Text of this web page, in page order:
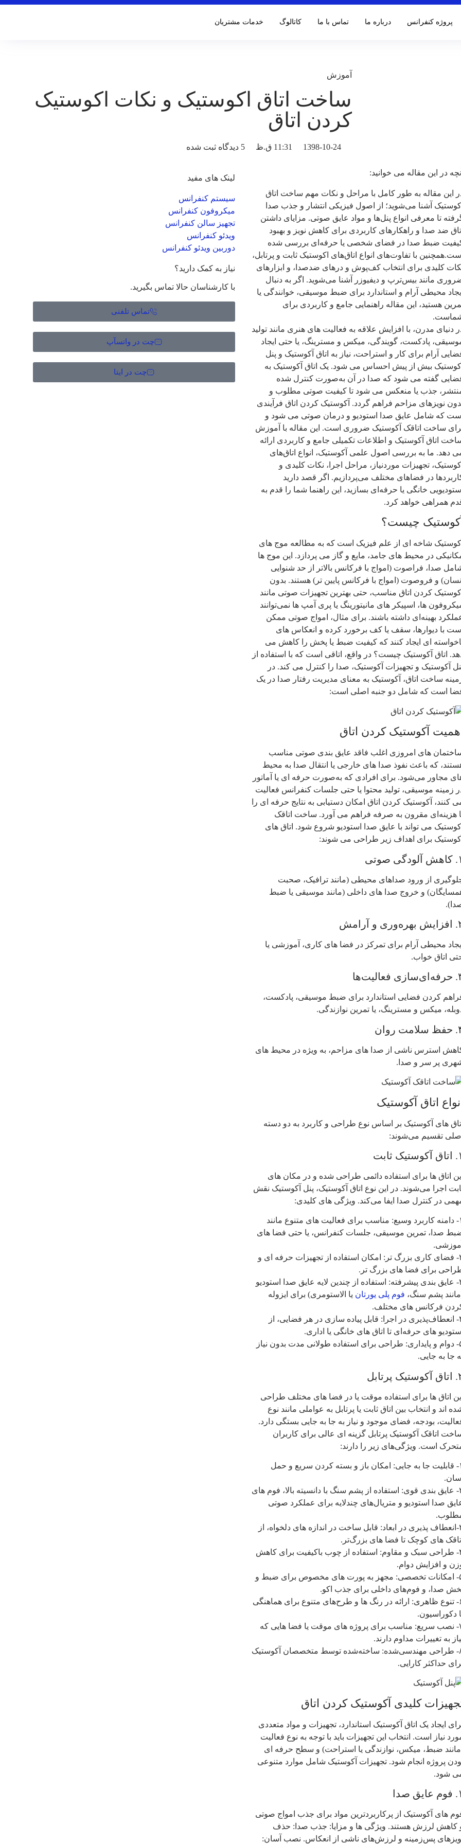
پروژه کنفرانس درباره ما تماس با ما کاتالوگ‌ خدمات مشتریان
آموزش
ساخت اتاق اکوستیک و نکات اکوستیک
کردن اتاق
1398-10-24 11:31 ق.ظ 5 دیدگاه ثبت شده
آنچه در این مقاله می خوانید:
این مقاله به طور کامل با مراحل و نکات مهم ساخت اتاق
اکوستیک آشنا می‌شوید؛ از اصول فیزیکی انتشار و جذب صدا
تا معرفی انواع پنل‌ها و مواد عایق صوتی. مزایای داشتن
اتاق ضد صدا و راهکارهای کاربردی برای کاهش نویز و بهبود
ضبط صدا در فضای شخصی یا حرفه‌ای بررسی شده
است.همچنین با تفاوت‌های انواع اتاق‌های اکوستیک ثابت و پرتابل،
کلیدی برای انتخاب کف‌پوش و درهای ضدصدا، و ابزارهای
مانند بیس‌ترپ و دیفیوزر آشنا می‌شوید. اگر به دنبال
ایجاد محیطی آرام و استاندارد برای ضبط موسیقی، خوانندگی یا
هستید، این مقاله راهنمایی جامع و کاربردی برای
دنیای مدرن، با افزایش علاقه به فعالیت‌ های هنری مانند تولید
پادکست، گویندگی، میکس و مسترینگ، یا حتی ایجاد
آرام برای کار و استراحت، نیاز به اتاق‌ آکوستیک و پنل
آکوستیک بیش از پیش احساس می‌ شود. یک اتاق آکوستیک به
گفته می‌ شود که صدا در آن به‌صورت کنترل‌ شده
جذب یا منعکس می‌ شود تا کیفیت صوتی مطلوب و
نویزهای مزاحم فراهم گردد. آکوستیک کردن اتاق فرآیندی
است که شامل عایق صدا استودیو و درمان صوتی می‌ شود و
ساخت اتاقک آکوستیک ضروری است. این مقاله با آموزش
اتاق آکوستیک و اطلاعات تکمیلی جامع و کاربردی ارائه
دهد. ما به بررسی اصول علمی آکوستیک، انواع اتاق‌های
آکوستیک، تجهیزات موردنیاز، مراحل اجرا، نکات کلیدی و
در فضاهای مختلف می‌پردازیم. اگر قصد دارید
استودیویی خانگی یا حرفه‌ای بسازید، این راهنما شما را قدم‌ به‌
همراهی خواهد کرد.
آکوستیک چیست؟
آکوستیک شاخه‌ ای از علم فیزیک است که به مطالعه موج‌ های
در محیط‌ های جامد، مایع و گاز می‌ پردازد. این موج‌ ها
صدا، فراصوت (امواج با فرکانس بالاتر از حد شنوایی
انسان) و فروصوت (امواج با فرکانس پایین‌ تر) هستند. بدون
آکوستیک کردن اتاق مناسب، حتی بهترین تجهیزات صوتی مانند
ها، اسپیکر های مانیتورینگ یا پری‌ آمپ‌ ها نمی‌توانند
بهینه‌ای داشته باشند. برای مثال، امواج صوتی ممکن
است با دیوارها، سقف یا کف برخورد کرده و انعکاس‌ های
ای ایجاد کنند که کیفیت ضبط یا پخش را کاهش می‌
اتاق آکوستیک چیست؟ در واقع، اتاقی است که با استفاده از
آکوستیک و تجهیزات آکوستیک، صدا را کنترل می‌ کند. در
ساخت اتاق، آکوستیک به معنای مدیریت رفتار صدا در یک
است که شامل دو جنبه اصلی است:
آکوستیک کردن اتاق
های امروزی اغلب فاقد عایق‌ بندی صوتی مناسب
که باعث نفوذ صدا های خارجی یا انتقال صدا به محیط‌
مجاور می‌شود. برای افرادی که به‌صورت حرفه‌ ای یا آماتور
زمینه موسیقی، تولید محتوا یا حتی جلسات کنفرانس فعالیت
کنند، آکوستیک کردن اتاق امکان دستیابی به نتایج حرفه‌ ای را
هزینه‌ای مقرون‌ به‌ صرفه فراهم می‌ آورد. ساخت اتاقک
آکوستیک می‌ تواند با عایق صدا استودیو شروع شود. اتاق‌ های
آکوستیک برای اهداف زیر طراحی می‌ شوند:
۱. کاهش آلودگی صوتی
از ورود صداهای محیطی (مانند ترافیک، صحبت
و خروج صدا های داخلی (مانند موسیقی یا ضبط
و آرامش
ایجاد محیطی آرام برای تمرکز در فضا های کاری، آموزشی یا
اتاق خواب.
کردن فضایی استاندارد برای ضبط موسیقی، پادکست،
میکس و مسترینگ، یا تمرین نوازندگی.
روان
استرس ناشی از صدا های مزاحم، به‌ ویژه در محیط‌ های
پر سر و صدا.
اتاق‌ آکوستیک
اتاق‌ های آکوستیک بر اساس نوع طراحی و کاربرد به دو دسته
اصلی تقسیم می‌شوند:
۱. اتاق‌ آکوستیک ثابت
این اتاق‌ ها برای استفاده دائمی طراحی شده و در مکان‌ های
اجرا می‌شوند. در این نوع اتاق آکوستیک، پنل آکوستیک نقش
در کنترل صدا ایفا می‌کند. ویژگی‌ های کلیدی:
۱- دامنه کاربرد وسیع: مناسب برای فعالیت‌ های متنوع مانند
صدا، تمرین موسیقی، جلسات کنفرانس، یا حتی فضا های
آموزشی.
۲- فضای کاری بزرگ‌ تر: امکان استفاده از تجهیزات حرفه‌ ای و
برای فضا های بزرگ‌ تر.
۳- عایق‌ بندی پیشرفته: استفاده از چندین لایه عایق صدا استودیو
پشم سنگ، فوم پلی‌ یورتان یا الاستومری) برای ایزوله
فرکانس‌ های مختلف.
۴- انعطاف‌پذیری در اجرا: قابل پیاده‌ سازی در هر فضایی، از
استودیو های حرفه‌ای تا اتاق‌ های خانگی یا اداری.
۵- دوام و پایداری: طراحی برای استفاده طولانی‌ مدت بدون نیاز
جا به‌ جایی.
پرتابل
این اتاق‌ ها برای استفاده موقت یا در فضا های مختلف طراحی
اند و انتخاب بین اتاق ثابت یا پرتابل به عواملی مانند نوع
بودجه، فضای موجود و نیاز به جا به‌ جایی بستگی دارد.
اتاقک آکوستیک پرتابل گزینه‌ ای عالی برای کاربران
است. ویژگی‌های زیر را دارند:
۱- قابلیت جا به‌ جایی: امکان باز و بسته کردن سریع و حمل
آسان.
۲- عایق‌ بندی قوی: استفاده از پشم سنگ با دانسیته بالا، فوم‌ های
صدا استودیو و متریال‌های چندلایه برای عملکرد صوتی
۳-انعطاف‌ پذیری در ابعاد: قابل ساخت در اندازه‌ های دلخواه، از
اتاقک‌ های کوچک تا فضا های بزرگ‌تر.
۴- طراحی سبک و مقاوم: استفاده از چوب باکیفیت برای کاهش
و افزایش دوام.
۵- امکانات تخصصی: مجهز به پورت‌ های مخصوص برای ضبط و
صدا، و فوم‌های داخلی برای جذب اکو.
۶- تنوع ظاهری: ارائه در رنگ‌ ها و طرح‌های متنوع برای هماهنگی
دکوراسیون.
۷- نصب سریع: مناسب برای پروژه‌ های موقت یا فضا هایی که
به تغییرات مداوم دارند.
۸- طراحی مهندسی‌شده: ساخته‌شده توسط متخصصان آکوستیک
حداکثر کارایی.
کلیدی آکوستیک کردن اتاق
ایجاد یک اتاق آکوستیک استاندارد، تجهیزات و مواد متعددی
نیاز است. انتخاب این تجهیزات باید با توجه به نوع فعالیت
ضبط، میکس، نوازندگی یا استراحت) و سطح حرفه‌ ای
پروژه انجام شود. تجهیزات آکوستیک شامل موارد متنوعی
شود.
۱. فوم عایق صدا
های آکوستیک از پرکاربردترین مواد برای جذب امواج صوتی
کاهش لرزش هستند. ویژگی‌ ها و مزایا: جذب صدا: حذف
پس‌زمینه و لرزش‌های ناشی از انعکاس. نصب آسان:
لینک های مفید
سیستم کنفرانس
میکروفون کنفرانس
تجهیز سالن کنفرانس
ویدئو کنفرانس
دوربین ویدئو کنفرانس
نیاز به کمک دارید؟
با کارشناسان حالا تماس بگیرید.
تماس تلفنی
چت در واتسآپ
چت در ایتا